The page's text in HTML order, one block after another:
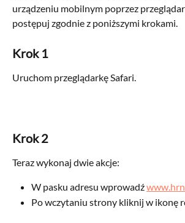
urządzeniu mobilnym poprzez
postępuj zgodnie z poniższymi krokami.
Krok 1
Uruchom przeglądarkę Safari.
Krok 2
Teraz wykonaj dwie akcje:
W pasku adresu wprowadź
Po wczytaniu strony kliknij w ikonę